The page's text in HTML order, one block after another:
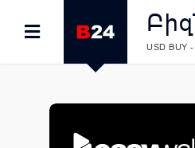
USD BUY
COMEX:
LME:
LME: